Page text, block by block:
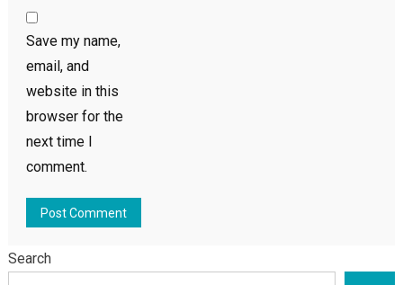
Save my name,
email, and
website in this
browser for the
next time I
comment.
Search